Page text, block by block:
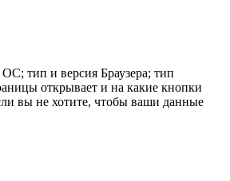
тип и версия Браузера; тип
открывает и на какие кнопки
вы не хотите, чтобы ваши данные